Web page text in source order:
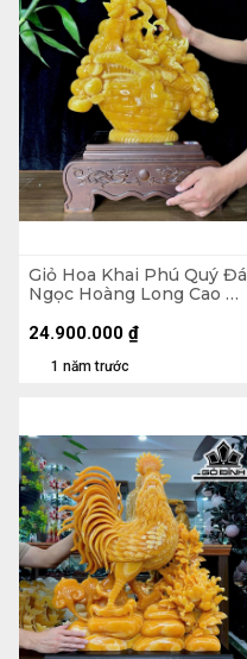
Giỏ Hoa Khai Phú Quý Đá
Ngọc Hoàng Long Cao Cả
Ngang 43 Sâu 13 (cm)
1 năm trước
24.900.000 ₫